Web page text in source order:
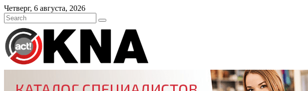
Skip
to
content
Четверг, 6 августа, 2026